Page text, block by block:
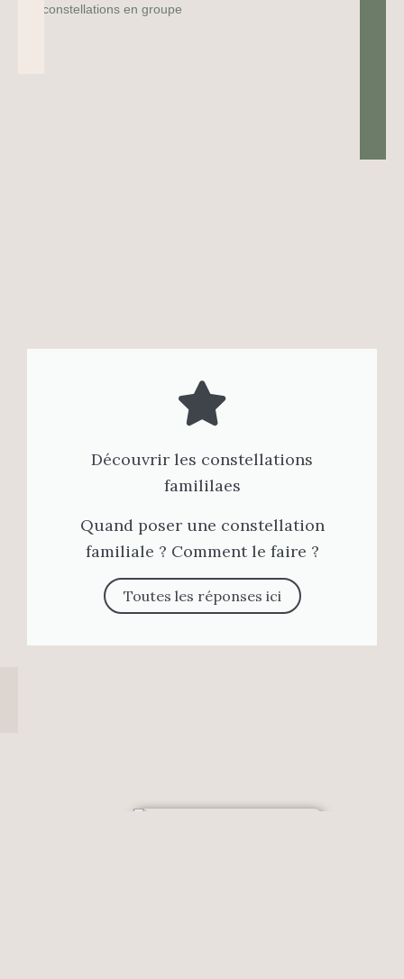
constellations en groupe
Découvrir les constellations
famililaes
Quand poser une constellation
familiale ? Comment le faire ?
Toutes les réponses ici